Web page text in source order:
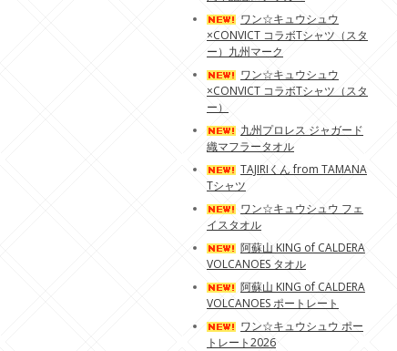
ワン☆キュウシュウ
×CONVICT コラボTシャツ（スタ
ー）九州マーク
ワン☆キュウシュウ
×CONVICT コラボTシャツ（スタ
ー）
九州プロレス ジャガード
織マフラータオル
TAJIRIくん from TAMANA
Tシャツ
ワン☆キュウシュウ フェ
イスタオル
阿蘇山 KING of CALDERA
VOLCANOES タオル
阿蘇山 KING of CALDERA
VOLCANOES ポートレート
ワン☆キュウシュウ ポー
トレート2026